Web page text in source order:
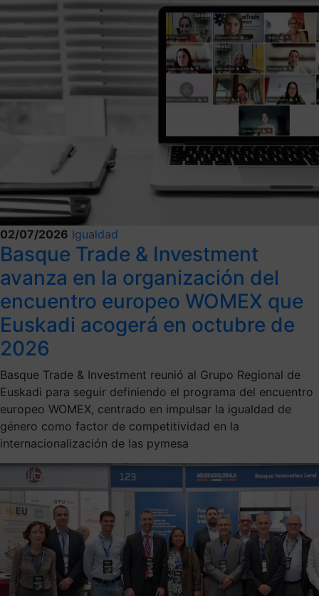
02/07/2026 Igualdad
Basque Trade & Investment
avanza en la organización del
encuentro europeo WOMEX que
Euskadi acogerá en octubre de
2026
Basque Trade & Investment reunió al Grupo Regional de
Euskadi para seguir definiendo el programa del encuentro
europeo WOMEX, centrado en impulsar la igualdad de
género como factor de competitividad en la
internacionalización de las pymesa